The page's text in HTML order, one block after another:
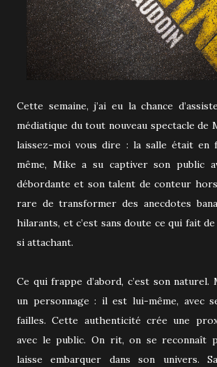
Cette semaine, j’ai eu la chance
médiatique du tout nouveau spectacle de
laissez-moi vous dire : la salle était en
même, Mike a su captiver son public
débordante et son talent de conteur
rare de transformer des anecdotes
hilarants, et c’est sans doute ce qui fait
si attachant.
Ce qui frappe d’abord, c’est son naturel.
un personnage : il est lui-même, avec
failles. Cette authenticité crée une
avec le public. On rit, on se reconnaît
laisse embarquer dans son univers.